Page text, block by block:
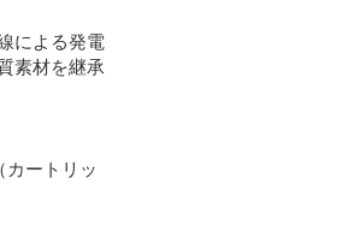
による発電
素材を継承
ートリッ